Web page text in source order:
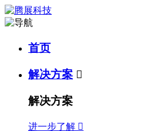
首页
解决方案 
解决方案
进一步了解 